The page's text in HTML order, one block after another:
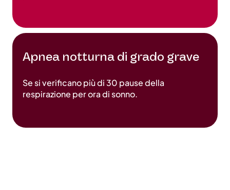
Apnea notturna di grado grave
Se si verificano più di 30 pause della
respirazione per ora di sonno.